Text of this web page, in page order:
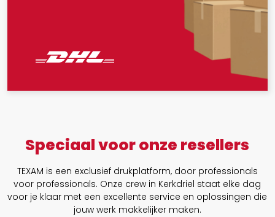
Speciaal voor onze resellers
TEXAM is een exclusief drukplatform, door professionals
voor professionals. Onze crew in Kerkdriel staat elke dag
voor je klaar met een excellente service en oplossingen die
jouw werk makkelijker maken.